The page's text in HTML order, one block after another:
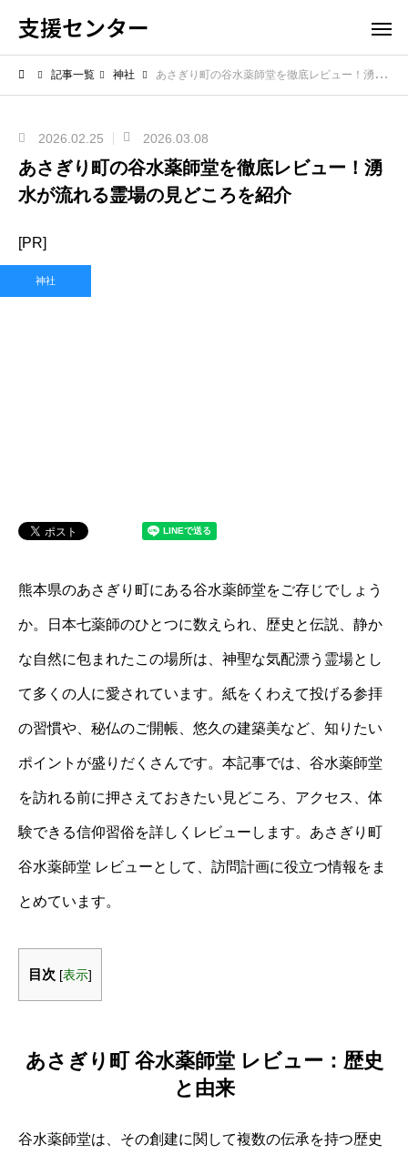
支援センター
記事一覧 神社 あさぎり町の谷水薬師堂を徹底レビュー！湧水が流れる霊場の見どころを紹介
2026.02.25 2026.03.08
あさぎり町の谷水薬師堂を徹底レビュー！湧
水が流れる霊場の見どころを紹介
[PR]
神社
熊本県のあさぎり町にある谷水薬師堂をご存じでしょう
か。日本七薬師のひとつに数えられ、歴史と伝説、静か
な自然に包まれたこの場所は、神聖な気配漂う霊場とし
て多くの人に愛されています。紙をくわえて投げる参拝
の習慣や、秘仏のご開帳、悠久の建築美など、知りたい
ポイントが盛りだくさんです。本記事では、谷水薬師堂
を訪れる前に押さえておきたい見どころ、アクセス、体
験できる信仰習俗を詳しくレビューします。あさぎり町
谷水薬師堂 レビューとして、訪問計画に役立つ情報をま
とめています。
目次 [表示]
あさぎり町 谷水薬師堂 レビュー：歴史
と由来
谷水薬師堂は、その創建に関して複数の伝承を持つ歴史